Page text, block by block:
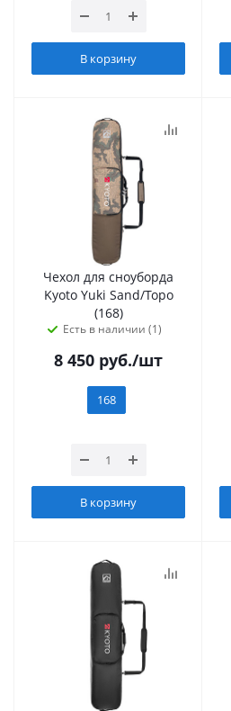
В корзину
Чехол для сноуборда
Kyoto Yuki Sand/Topo
(168)
Есть в наличии (1)
8 450 руб./шт
168
В корзину